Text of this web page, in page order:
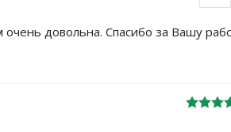
очень довольна. Спасибо за Вашу